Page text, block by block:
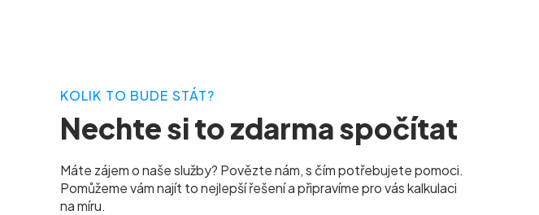
KOLIK TO BUDE STÁT?
Nechte si to zdarma spočítat
Máte zájem o naše služby? Povězte nám, s čím potřebujete pomoci.
Pomůžeme vám najít to nejlepší řešení a připravíme pro vás kalkulaci
na míru.